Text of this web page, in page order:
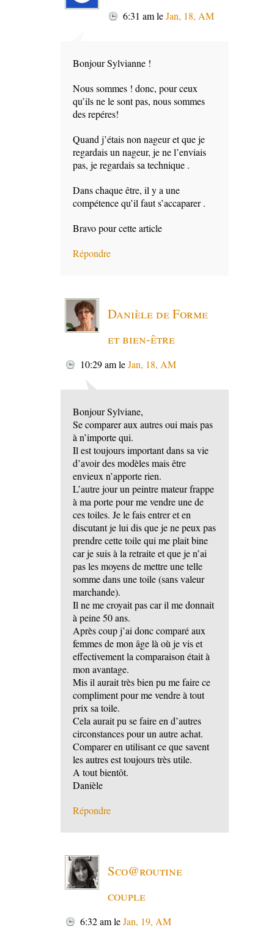
6:31 amleJan, 18, AM
Bonjour Sylvianne !
Nous sommes ! donc, pour ceux
qu’ils ne le sont pas, nous sommes
des repéres!
Quand j’étais non nageur et que je
regardais un nageur, je ne l’enviais
pas, je regardais sa technique .
Dans chaque être, il y a une
compétence qu’il faut s’accaparer .
Bravo pour cette article
Répondre
Danièle de Forme
et bien-être
10:29 amleJan, 18, AM
Bonjour Sylviane,
Se comparer aux autres oui mais pas
à n’importe qui.
Il est toujours important dans sa vie
d’avoir des modèles mais être
envieux n’apporte rien.
L’autre jour un peintre mateur frappe
à ma porte pour me vendre une de
ces toiles. Je le fais entrer et en
discutant je lui dis que je ne peux pas
prendre cette toile qui me plait bine
car je suis à la retraite et que je n’ai
pas les moyens de mettre une telle
somme dans une toile (sans valeur
marchande).
Il ne me croyait pas car il me donnait
à peine 50 ans.
Après coup j’ai donc comparé aux
femmes de mon âge là où je vis et
effectivement la comparaison était à
mon avantage.
Mis il aurait très bien pu me faire ce
compliment pour me vendre à tout
prix sa toile.
Cela aurait pu se faire en d’autres
circonstances pour un autre achat.
Comparer en utilisant ce que savent
les autres est toujours très utile.
A tout bientôt.
Danièle
Répondre
Sco@routine
couple
6:32 amleJan, 19, AM